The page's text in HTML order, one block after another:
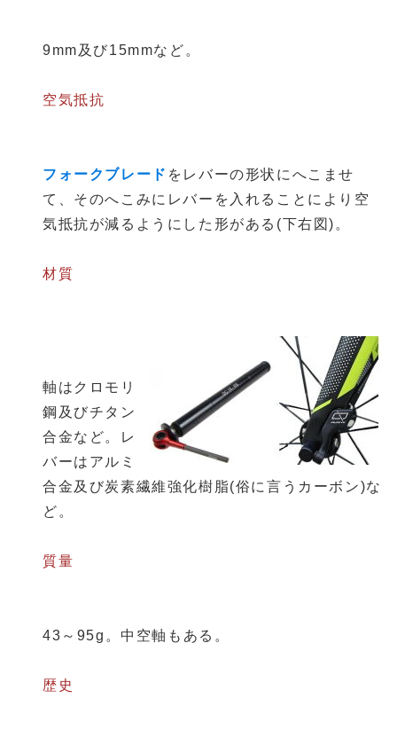
9mm及び15mmなど。
空気抵抗
フォークブレード をレバーの形状にへこませ
て、そのへこみにレバーを入れることにより空
気抵抗が減るようにした形がある(下右図)。
材質
軸はクロモリ
鋼及びチタン
合金など。レ
バーはアルミ
合金及び炭素繊維強化樹脂(俗に言うカーボン)な
ど。
質量
43～95g。中空軸もある。
歴史